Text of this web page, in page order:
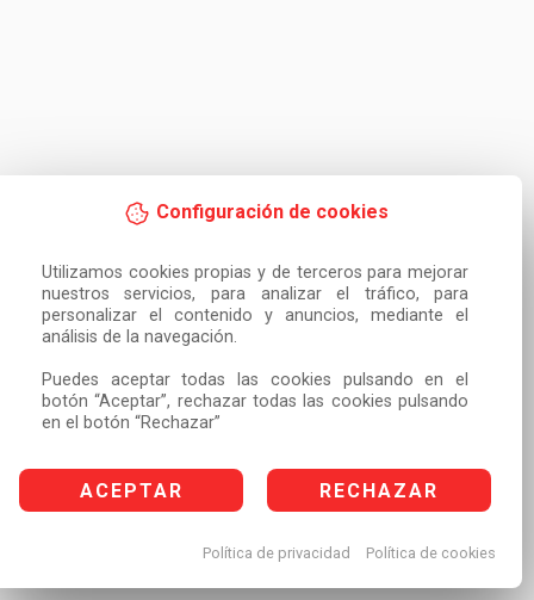
Configuración de cookies
Utilizamos cookies propias y de terceros para mejorar
nuestros servicios, para analizar el tráfico, para
personalizar el contenido y anuncios, mediante el
análisis de la navegación.
Puedes aceptar todas las cookies pulsando en el
botón “Aceptar”, rechazar todas las cookies pulsando
en el botón “Rechazar”
ACEPTAR RECHAZAR
Política de privacidad Política de cookies